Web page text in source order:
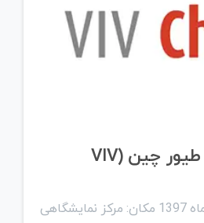
نمایشگاه دام و طیور چین (VIV
زمان: 26-28 شهریور ماه 1397 مکان: مرکز نمایشگاهی